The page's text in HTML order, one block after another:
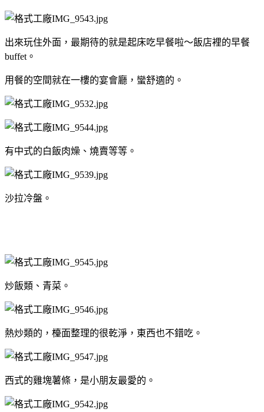
出來玩住外面，最期待的就是起床吃早餐啦～飯店裡的早餐
buffet。
用餐的空間就在一樓的宴會廳，蠻舒適的。
有中式的白飯肉燥、燒賣等等。
沙拉冷盤。
炒飯類、青菜。
熱炒類的，檯面整理的很乾淨，東西也不錯吃。
西式的雞塊薯條，是小朋友最愛的。